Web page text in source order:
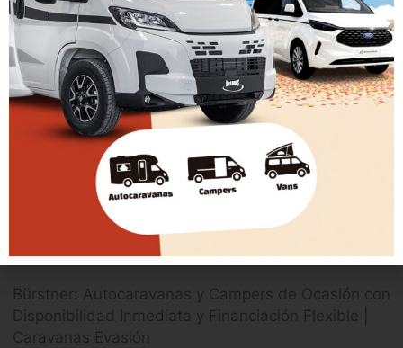
ARTÍCULOS RECIENTES
Elios: Campers de Ocasión con Disponibilidad
Inmediata y Financiación Flexible | Caravanas
Evasión
Bürstner: Autocaravanas y Campers de Ocasión con
Disponibilidad Inmediata y Financiación Flexible |
Caravanas Evasión